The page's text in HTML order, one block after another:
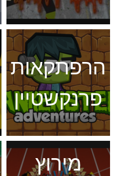
הרפתקאות
פרנקשטיין
מירוץ